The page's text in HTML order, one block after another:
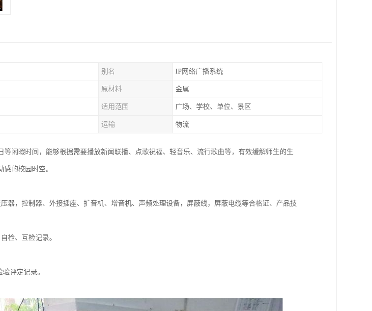
别名 IP网络广播系统
原材料 金属
适用范围 广场、学校、单位、景区
运输 物流
等闲暇时间，能够根据需要播放新闻联播、点歌祝福、轻音乐、流行歌曲等，有效缓解师生的生
的校园时空。
器，控制器、外接插座、扩音机、增音机、声频处理设备，屏蔽线，屏蔽电缆等合格证、产品技
检、互检记录。
评定记录。